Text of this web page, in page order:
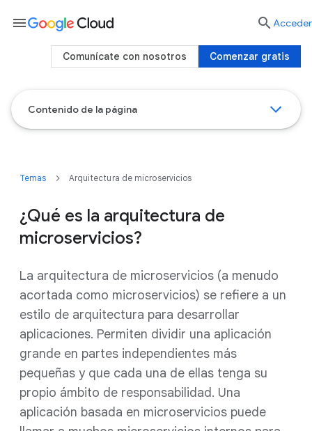
Contenido de la página
Temas Arquitectura de microservicios
¿Qué es la arquitectura de
microservicios?
La arquitectura de microservicios (a menudo
acortada como microservicios) se refiere a un
estilo de arquitectura para desarrollar
aplicaciones. Permiten dividir una aplicación
grande en partes independientes más
pequeñas y que cada una de ellas tenga su
propio ámbito de responsabilidad. Una
aplicación basada en microservicios puede
menu  Acceder
Comenzar gratis
Comunícate con nosotros